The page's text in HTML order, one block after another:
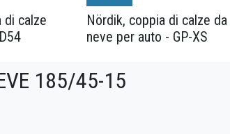
di calze
Nördik, coppia di calze da
neve per auto - GP-XS
185/45-15